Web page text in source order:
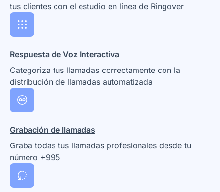
tus clientes con el estudio en línea de Ringover
Respuesta de Voz Interactiva
Categoriza tus llamadas correctamente con la
distribución de llamadas automatizada
Grabación de llamadas
Graba todas tus llamadas profesionales desde tu
número +995